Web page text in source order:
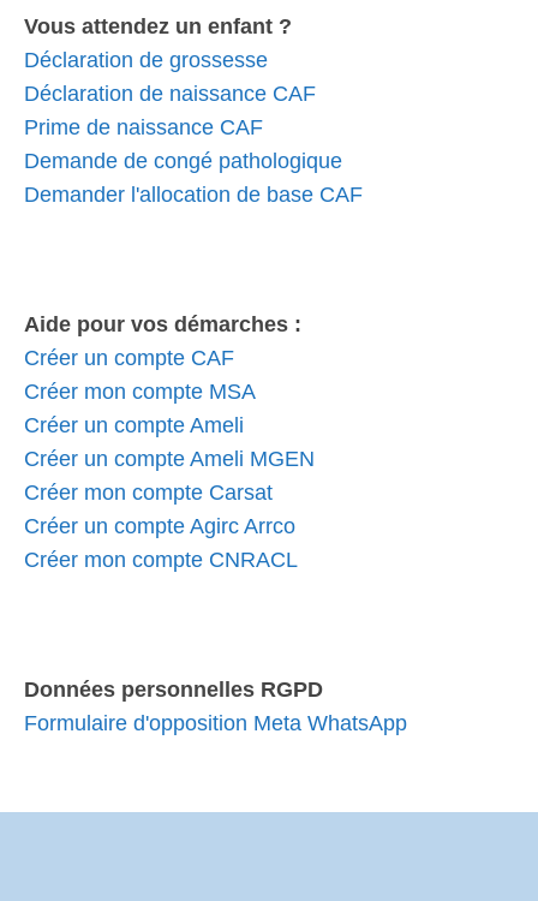
Vous attendez un enfant ?
Déclaration de grossesse
Déclaration de naissance CAF
Prime de naissance CAF
Demande de congé pathologique
Demander l'allocation de base CAF
Aide pour vos démarches :
Créer un compte CAF
Créer mon compte MSA
Créer un compte Ameli
Créer un compte Ameli MGEN
Créer mon compte Carsat
Créer un compte Agirc Arrco
Créer mon compte CNRACL
Données personnelles RGPD
Formulaire d'opposition Meta WhatsApp